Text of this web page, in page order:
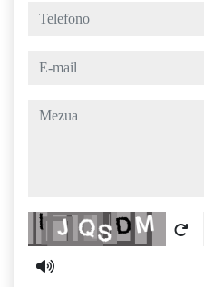
telefono
e-mail
mezua
Captcha